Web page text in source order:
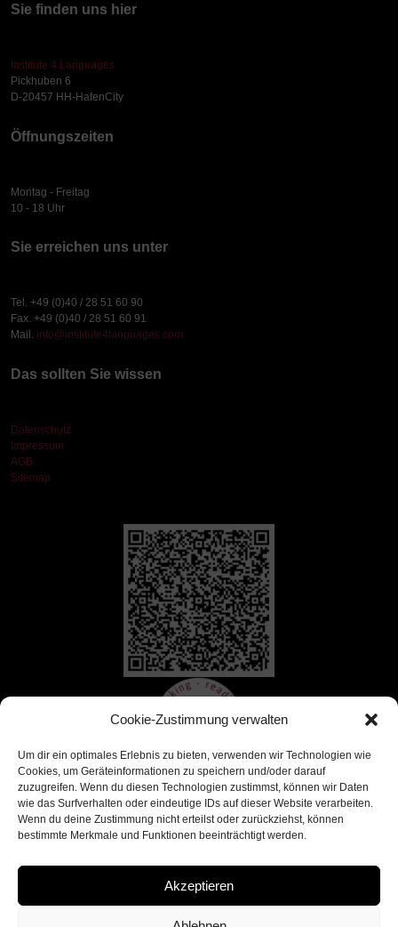
Cookie-Zustimmung verwalten
Um dir ein optimales Erlebnis zu bieten, verwenden wir Technologien wie
Cookies, um Geräteinformationen zu speichern und/oder darauf
zuzugreifen. Wenn du diesen Technologien zustimmst, können wir Daten
wie das Surfverhalten oder eindeutige IDs auf dieser Website verarbeiten.
Wenn du deine Zustimmung nicht erteilst oder zurückziehst, können
bestimmte Merkmale und Funktionen beeinträchtigt werden.
Akzeptieren
Sie finden uns hier
Institute 4 Languages
Pickhuben 6
D-20457 HH-HafenCity
Öffnungszeiten
Montag - Freitag
10 - 18 Uhr
Sie erreichen uns unter
Tel. +49 (0)40 / 28 51 60 90
Fax. +49 (0)40 / 28 51 60 91
Mail. info@institute4languages.com
Das sollten Sie wissen
Datenschutz
Impressum
AGB
Sitemap